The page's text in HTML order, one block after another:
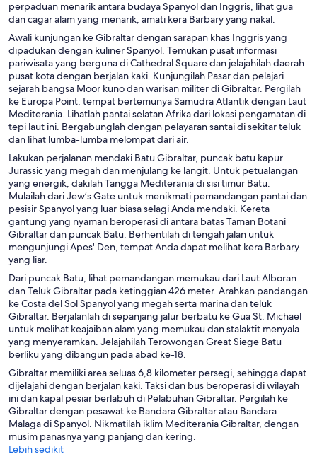
perpaduan menarik antara budaya Spanyol dan Inggris, lihat gua
dan cagar alam yang menarik, amati kera Barbary yang nakal.
Awali kunjungan ke Gibraltar dengan sarapan khas Inggris yang
dipadukan dengan kuliner Spanyol. Temukan pusat informasi
pariwisata yang berguna di Cathedral Square dan jelajahilah daerah
pusat kota dengan berjalan kaki. Kunjungilah Pasar dan pelajari
sejarah bangsa Moor kuno dan warisan militer di Gibraltar. Pergilah
ke Europa Point, tempat bertemunya Samudra Atlantik dengan Laut
Mediterania. Lihatlah pantai selatan Afrika dari lokasi pengamatan di
tepi laut ini. Bergabunglah dengan pelayaran santai di sekitar teluk
dan lihat lumba-lumba melompat dari air.
Lakukan perjalanan mendaki Batu Gibraltar, puncak batu kapur
Jurassic yang megah dan menjulang ke langit. Untuk petualangan
yang energik, dakilah Tangga Mediterania di sisi timur Batu.
Mulailah dari Jew’s Gate untuk menikmati pemandangan pantai dan
pesisir Spanyol yang luar biasa selagi Anda mendaki. Kereta
gantung yang nyaman beroperasi di antara batas Taman Botani
Gibraltar dan puncak Batu. Berhentilah di tengah jalan untuk
mengunjungi Apes' Den, tempat Anda dapat melihat kera Barbary
yang liar.
Dari puncak Batu, lihat pemandangan memukau dari Laut Alboran
dan Teluk Gibraltar pada ketinggian 426 meter. Arahkan pandangan
ke Costa del Sol Spanyol yang megah serta marina dan teluk
Gibraltar. Berjalanlah di sepanjang jalur berbatu ke Gua St. Michael
untuk melihat keajaiban alam yang memukau dan stalaktit menyala
yang menyeramkan. Jelajahilah Terowongan Great Siege Batu
berliku yang dibangun pada abad ke-18.
Gibraltar memiliki area seluas 6,8 kilometer persegi, sehingga dapat
dijelajahi dengan berjalan kaki. Taksi dan bus beroperasi di wilayah
ini dan kapal pesiar berlabuh di Pelabuhan Gibraltar. Pergilah ke
Gibraltar dengan pesawat ke Bandara Gibraltar atau Bandara
Malaga di Spanyol. Nikmatilah iklim Mediterania Gibraltar, dengan
musim panasnya yang panjang dan kering.
Lebih sedikit